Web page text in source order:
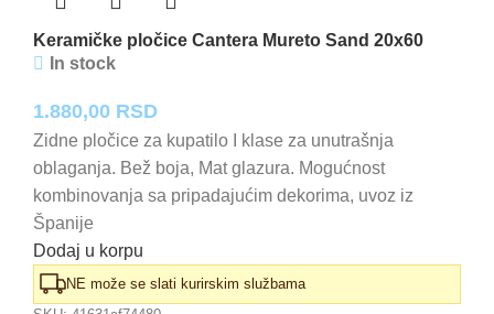
Keramičke pločice Cantera Mureto Sand 20x60
In stock
1.880,00 RSD
Zidne pločice za kupatilo I klase za unutrašnja
oblaganja. Bež boja, Mat glazura. Mogućnost
kombinovanja sa pripadajućim dekorima, uvoz iz
Španije
Dodaj u korpu
NE može se slati kurirskim službama